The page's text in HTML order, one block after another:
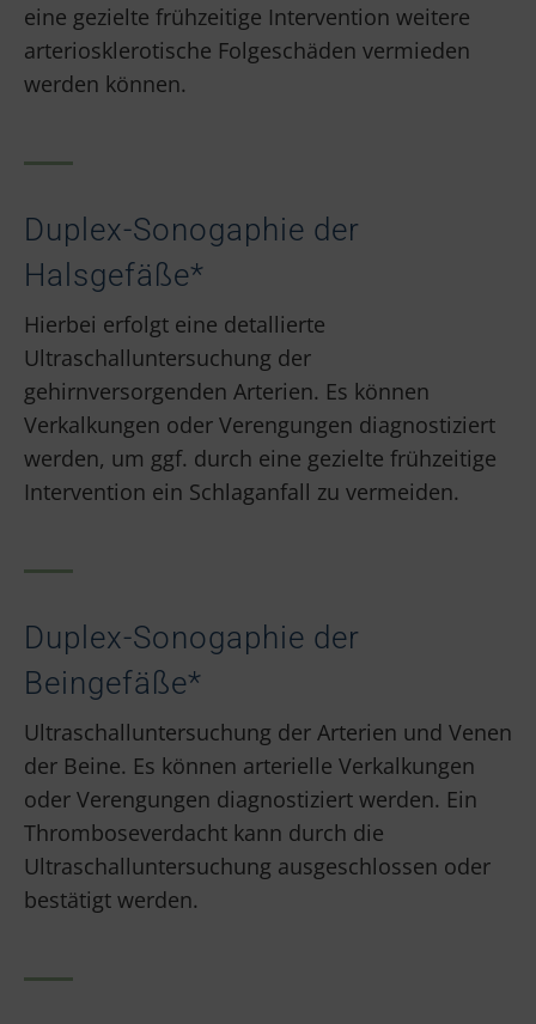
eine gezielte frühzeitige Intervention weitere
arteriosklerotische Folgeschäden vermieden
werden können.
Duplex-Sonogaphie der
Halsgefäße*
Hierbei erfolgt eine detallierte
Ultraschalluntersuchung der
gehirnversorgenden Arterien. Es können
Verkalkungen oder Verengungen diagnostiziert
werden, um ggf. durch eine gezielte frühzeitige
Intervention ein Schlaganfall zu vermeiden.
Duplex-Sonogaphie der
Beingefäße*
Ultraschalluntersuchung der Arterien und Venen
der Beine. Es können arterielle Verkalkungen
oder Verengungen diagnostiziert werden. Ein
Thromboseverdacht kann durch die
Ultraschalluntersuchung ausgeschlossen oder
bestätigt werden.